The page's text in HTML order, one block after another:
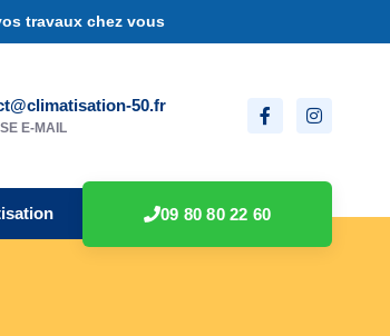
travaux chez vous
50.fr
E-MAIL
09 80 80 22 60